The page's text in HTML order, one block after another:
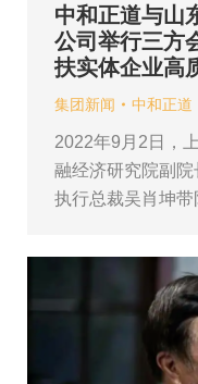
中和正道与山
公司举行三
扶实体企业高
集团新闻 中和正道
2022年9月2日，
融经济研究院副
执行总裁吴肖坤